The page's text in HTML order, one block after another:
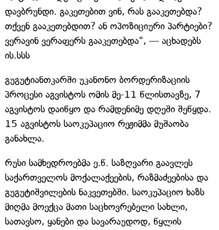
დავბრუნდი. გაკეთებით ვინ, რას გააკეთებდა?
თქვენ გააკეთებდით? ან ოპოზიციური პარტიები?
ვერავინ ვერაფერს გააკეთებდა", — აცხადებს
ის.სსს
გუგუტიანთკარში უკანონო ბორდერიზაციის
პროცესი აგვისტოს ომის მე-11 წლისთავზე, 7
აგვისტოს დაიწყო და რამდენიმე დღეში შეწყდა.
15 აგვისტოს საოკუპაციო რეჟიმმა მუშაობა
განახლა.
რუსი სამხედროებმა ე.წ. საზღვარი გაავლეს
საქართველოს მოქალაქეების, რაზმაძეებისა და
გუგუტიშვილების ნაკვეთებში. საოკუპაციო ხაზს
მიღმა მოექცა მათი საცხოვრებელი სახლი,
სათავსო, ყანები და სავარაუდოდ, წყლის